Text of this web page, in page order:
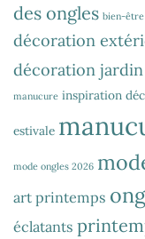
des ongles bien-être
décoration
décoration jardin
manucure inspiration
estivale
mode ongles 2026
art printemps
éclatants